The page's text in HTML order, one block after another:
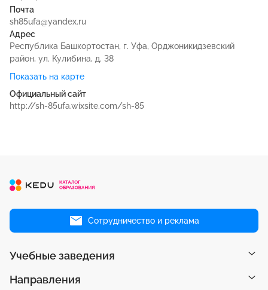
Почта
sh85ufa@yandex.ru
Адрес
Республика Башкортостан, г. Уфа, Орджоникидзевский
район, ул. Кулибина, д. 38
Показать на карте
Официальный сайт
http://sh-85ufa.wixsite.com/sh-85
Сотрудничество и реклама
Учебные заведения
Направления